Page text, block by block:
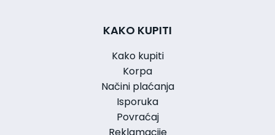
KAKO KUPITI
Kako kupiti
Korpa
Načini plaćanja
Isporuka
Povraćaj